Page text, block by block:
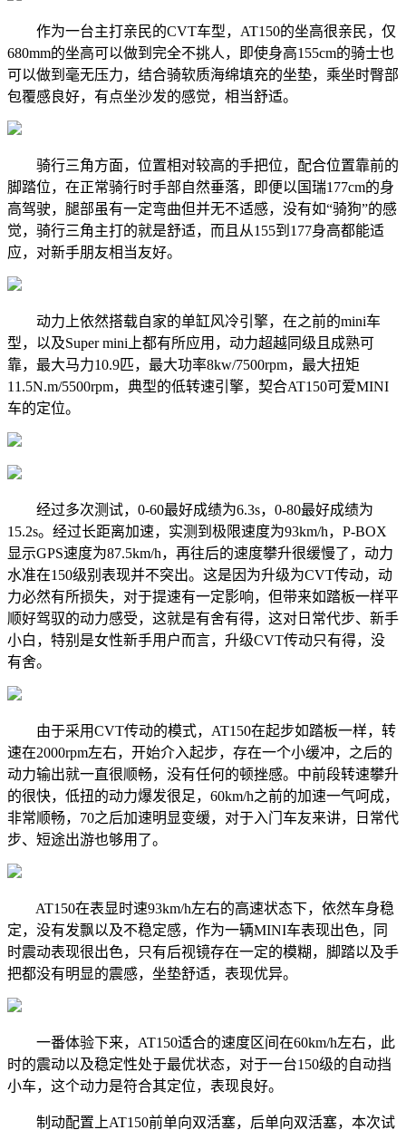
作为一台主打亲民的CVT车型，AT150的坐高很亲民，仅
680mm的坐高可以做到完全不挑人，即使身高155cm的骑士也
可以做到毫无压力，结合骑软质海绵填充的坐垫，乘坐时臀部
包覆感良好，有点坐沙发的感觉，相当舒适。
骑行三角方面，位置相对较高的手把位，配合位置靠前的
脚踏位，在正常骑行时手部自然垂落，即便以国瑞177cm的身
高驾驶，腿部虽有一定弯曲但并无不适感，没有如“骑狗”的感
觉，骑行三角主打的就是舒适，而且从155到177身高都能适
应，对新手朋友相当友好。
动力上依然搭载自家的单缸风冷引擎，在之前的mini车
型，以及Super mini上都有所应用，动力超越同级且成熟可
靠，最大马力10.9匹，最大功率8kw/7500rpm，最大扭矩
11.5N.m/5500rpm，典型的低转速引擎，契合AT150可爱MINI
车的定位。
经过多次测试，0-60最好成绩为6.3s，0-80最好成绩为
15.2s。经过长距离加速，实测到极限速度为93km/h，P-BOX
显示GPS速度为87.5km/h，再往后的速度攀升很缓慢了，动力
水准在150级别表现并不突出。这是因为升级为CVT传动，动
力必然有所损失，对于提速有一定影响，但带来如踏板一样平
顺好驾驭的动力感受，这就是有舍有得，这对日常代步、新手
小白，特别是女性新手用户而言，升级CVT传动只有得，没
有舍。
由于采用CVT传动的模式，AT150在起步如踏板一样，转
速在2000rpm左右，开始介入起步，存在一个小缓冲，之后的
动力输出就一直很顺畅，没有任何的顿挫感。中前段转速攀升
的很快，低扭的动力爆发很足，60km/h之前的加速一气呵成，
非常顺畅，70之后加速明显变缓，对于入门车友来讲，日常代
步、短途出游也够用了。
AT150在表显时速93km/h左右的高速状态下，依然车身稳
定，没有发飘以及不稳定感，作为一辆MINI车表现出色，同
时震动表现很出色，只有后视镜存在一定的模糊，脚踏以及手
把都没有明显的震感，坐垫舒适，表现优异。
一番体验下来，AT150适合的速度区间在60km/h左右，此
时的震动以及稳定性处于最优状态，对于一台150级的自动挡
小车，这个动力是符合其定位，表现良好。
制动配置上AT150前单向双活塞，后单向双活塞，本次试